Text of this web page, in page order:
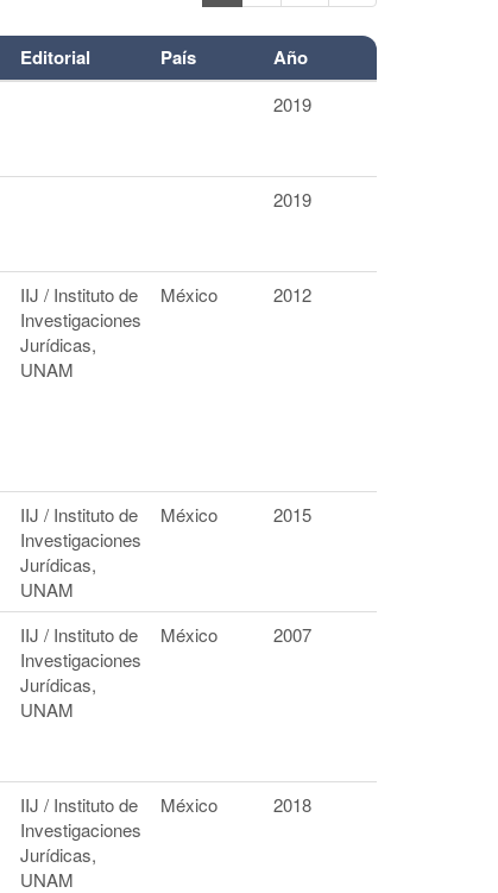
Editorial
Buscar
Editorial País Año
2019
2019
IIJ / Instituto de
Investigaciones
Jurídicas,
UNAM
México 2012
IIJ / Instituto de
Investigaciones
Jurídicas,
UNAM
México 2015
IIJ / Instituto de
Investigaciones
Jurídicas,
UNAM
México 2007
IIJ / Instituto de
Investigaciones
Jurídicas,
UNAM
México 2018